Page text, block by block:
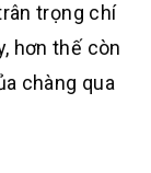
trọng chí
hơn thế còn
chàng qua